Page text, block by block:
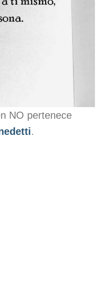
NO pertenece
.